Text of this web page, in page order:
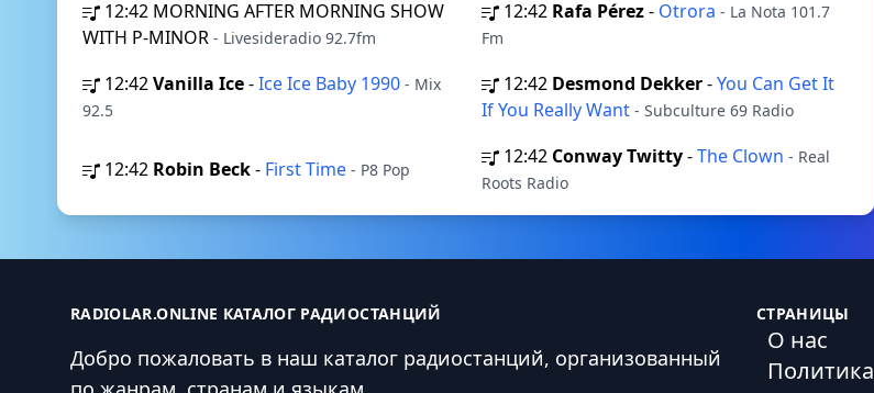
12:42 MORNING AFTER MORNING SHOW
WITH P-MINOR - Livesideradio 92.7fm
12:42 Rafa Pérez- Otrora - La Nota 101.7
Fm
12:42Vanilla Ice-Ice Ice Baby 1990 - Mix
92.5
12:42 Desmond Dekker-You Can Get It
If You Really Want - Subculture 69 Radio
12:42 Robin Beck- First Time - P8 Pop
12:42 Conway Twitty-The Clown - Real
Roots Radio
RADIOLAR.ONLINE КАТАЛОГ РАДИОСТАНЦИЙ
Добро пожаловать в наш каталог радиостанций, организованный
СТРАНИЦЫ
О нас
Политика